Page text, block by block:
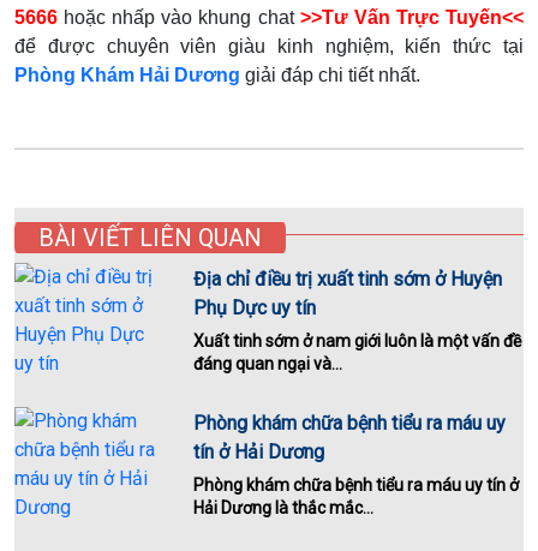
5666 hoặc nhấp vào khung chat >>Tư Vấn Trực Tuyến<<
để được chuyên viên giàu kinh nghiệm, kiến thức tại
Phòng Khám Hải Dương giải đáp chi tiết nhất.
BÀI VIẾT LIÊN QUAN
Địa chỉ điều trị xuất tinh sớm ở Huyện
Phụ Dực uy tín
Xuất tinh sớm ở nam giới luôn là một vấn đề
đáng quan ngại và...
Phòng khám chữa bệnh tiểu ra máu uy
tín ở Hải Dương
Phòng khám chữa bệnh tiểu ra máu uy tín ở
Hải Dương là thắc mắc...